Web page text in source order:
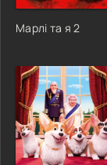
Марлі та я 2